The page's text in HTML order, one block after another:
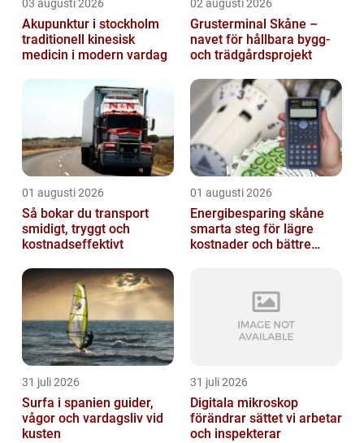
03 augusti 2026
Akupunktur i stockholm
traditionell kinesisk
medicin i modern vardag
02 augusti 2026
Grusterminal Skåne –
navet för hållbara bygg-
och trädgårdsprojekt
01 augusti 2026
Så bokar du transport
smidigt, tryggt och
kostnadseffektivt
01 augusti 2026
Energibesparing skåne
smarta steg för lägre
kostnader och bättre
31 juli 2026
Surfa i spanien guider,
vågor och vardagsliv vid
kusten
31 juli 2026
Digitala mikroskop
förändrar sättet vi arbetar
och inspekterar